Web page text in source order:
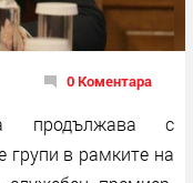
0 Коментара
продължава с
групи в рамките на